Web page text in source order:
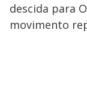
descida para
movimento